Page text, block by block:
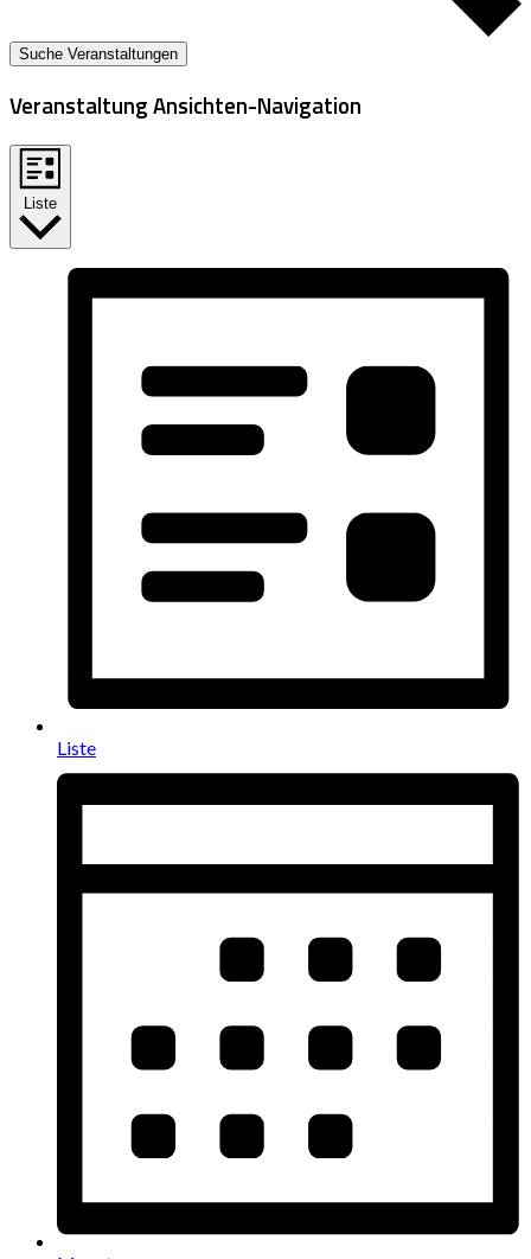
Suche Veranstaltungen
Veranstaltung Ansichten-Navigation
Liste
Liste